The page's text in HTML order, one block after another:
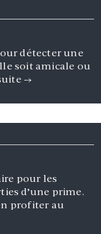
détecter une
soit amicale ou
→
pour les
d’une prime.
profiter au